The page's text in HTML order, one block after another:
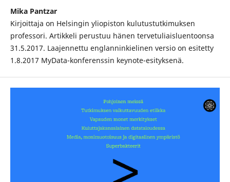
Mika Pantzar
Kirjoittaja on Helsingin yliopiston kulutustutkimuksen
professori. Artikkeli perustuu hänen tervetuliaisluentoonsa
31.5.2017. Laajennettu englanninkielinen versio on esitetty
1.8.2017 MyData-konferenssin keynote-esityksenä.